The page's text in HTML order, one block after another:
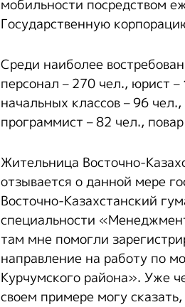
мобильности посредством
Государственную
Среди наиболее
персонал – 270 чел., юрист
начальных классов – 96
программист – 82 чел.,
Жительница Восточно-
отзывается о данной мере
Восточно-Казахстанский
специальности
там мне помогли
направление на работу по
Курчумского района». Уже
своем примере могу